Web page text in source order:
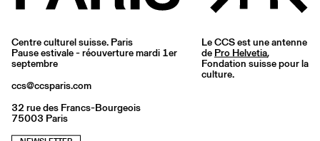
Centre culturel suisse. Paris
Pause estivale - réouverture mardi 1er
septembre
ccs@ccsparis.com
32 rue des Francs-Bourgeois
75003 Paris
Le CCS est une antenne
de Pro Helvetia,
Fondation suisse pour la
culture.